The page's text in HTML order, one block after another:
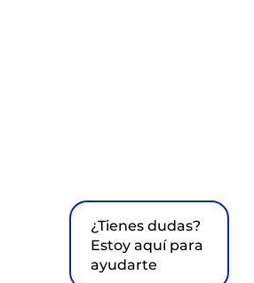
¿Tienes dudas?
Estoy aquí para
ayudarte